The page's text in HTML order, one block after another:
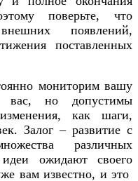
поверьте, что
появлений,
поставленных
мониторим вашу
но допустимы
как шаги,
Залог – развитие с
различных
ожидают своего
вам известно, и это